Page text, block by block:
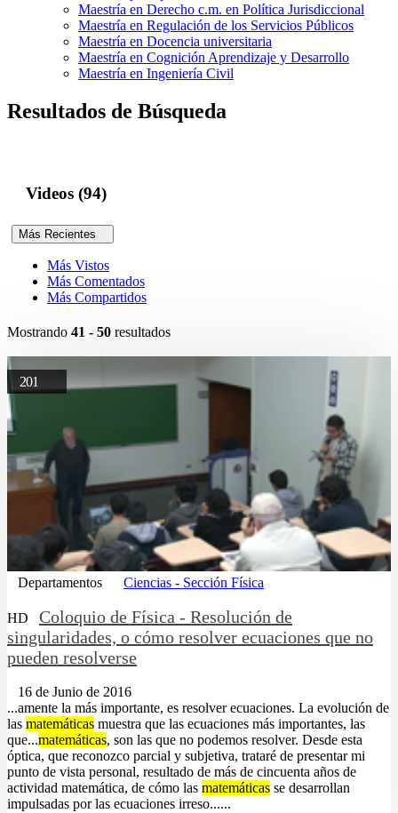
Maestría en Derecho c.m. en Política Jurisdiccional
Maestría en Regulación de los Servicios Públicos
Maestría en Docencia universitaria
Maestría en Cognición Aprendizaje y Desarrollo
Maestría en Ingeniería Civil
Resultados de Búsqueda
Videos (94)
Más Recientes
Más Vistos
Más Comentados
Más Compartidos
Mostrando 41 - 50 resultados
201
Departamentos Ciencias - Sección Física
HD
Coloquio de Física - Resolución de
singularidades, o cómo resolver ecuaciones que no
pueden resolverse
16 de Junio de 2016
...amente la más importante, es resolver ecuaciones. La evolución de
las matemáticas muestra que las ecuaciones más importantes, las
que...matemáticas, son las que no podemos resolver. Desde esta
óptica, que reconozco parcial y subjetiva, trataré de presentar mi
punto de vista personal, resultado de más de cincuenta años de
actividad matemática, de cómo las matemáticas se desarrollan
impulsadas por las ecuaciones irreso......